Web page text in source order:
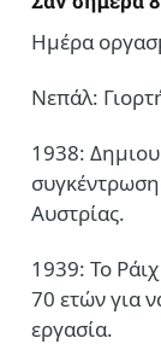
Ημέρα
Νεπάλ:
1938:
Αυστρίας.
1939: Το
70 ετών για
εργασία.